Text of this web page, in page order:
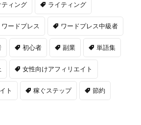
ティング ライティング
ワードプレス ワードプレス中級者
初心者 副業 単語集
女性向けアフィリエイト
ト 稼ぐステップ 節約